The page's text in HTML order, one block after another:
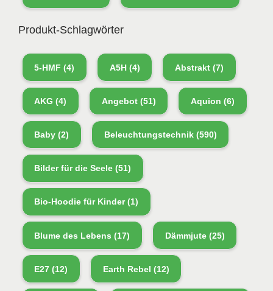
Produkt-Schlagwörter
5-HMF (4) A5H(4) Abstrakt(7)
AKG (4) Angebot(51) Aquion (6)
Baby (2) Beleuchtungstechnik(590)
Bilder für die Seele (51)
Bio-Hoodie für Kinder(1)
Blume des Lebens (17) Dämmjute(25)
E27 (12) Earth Rebel (12)